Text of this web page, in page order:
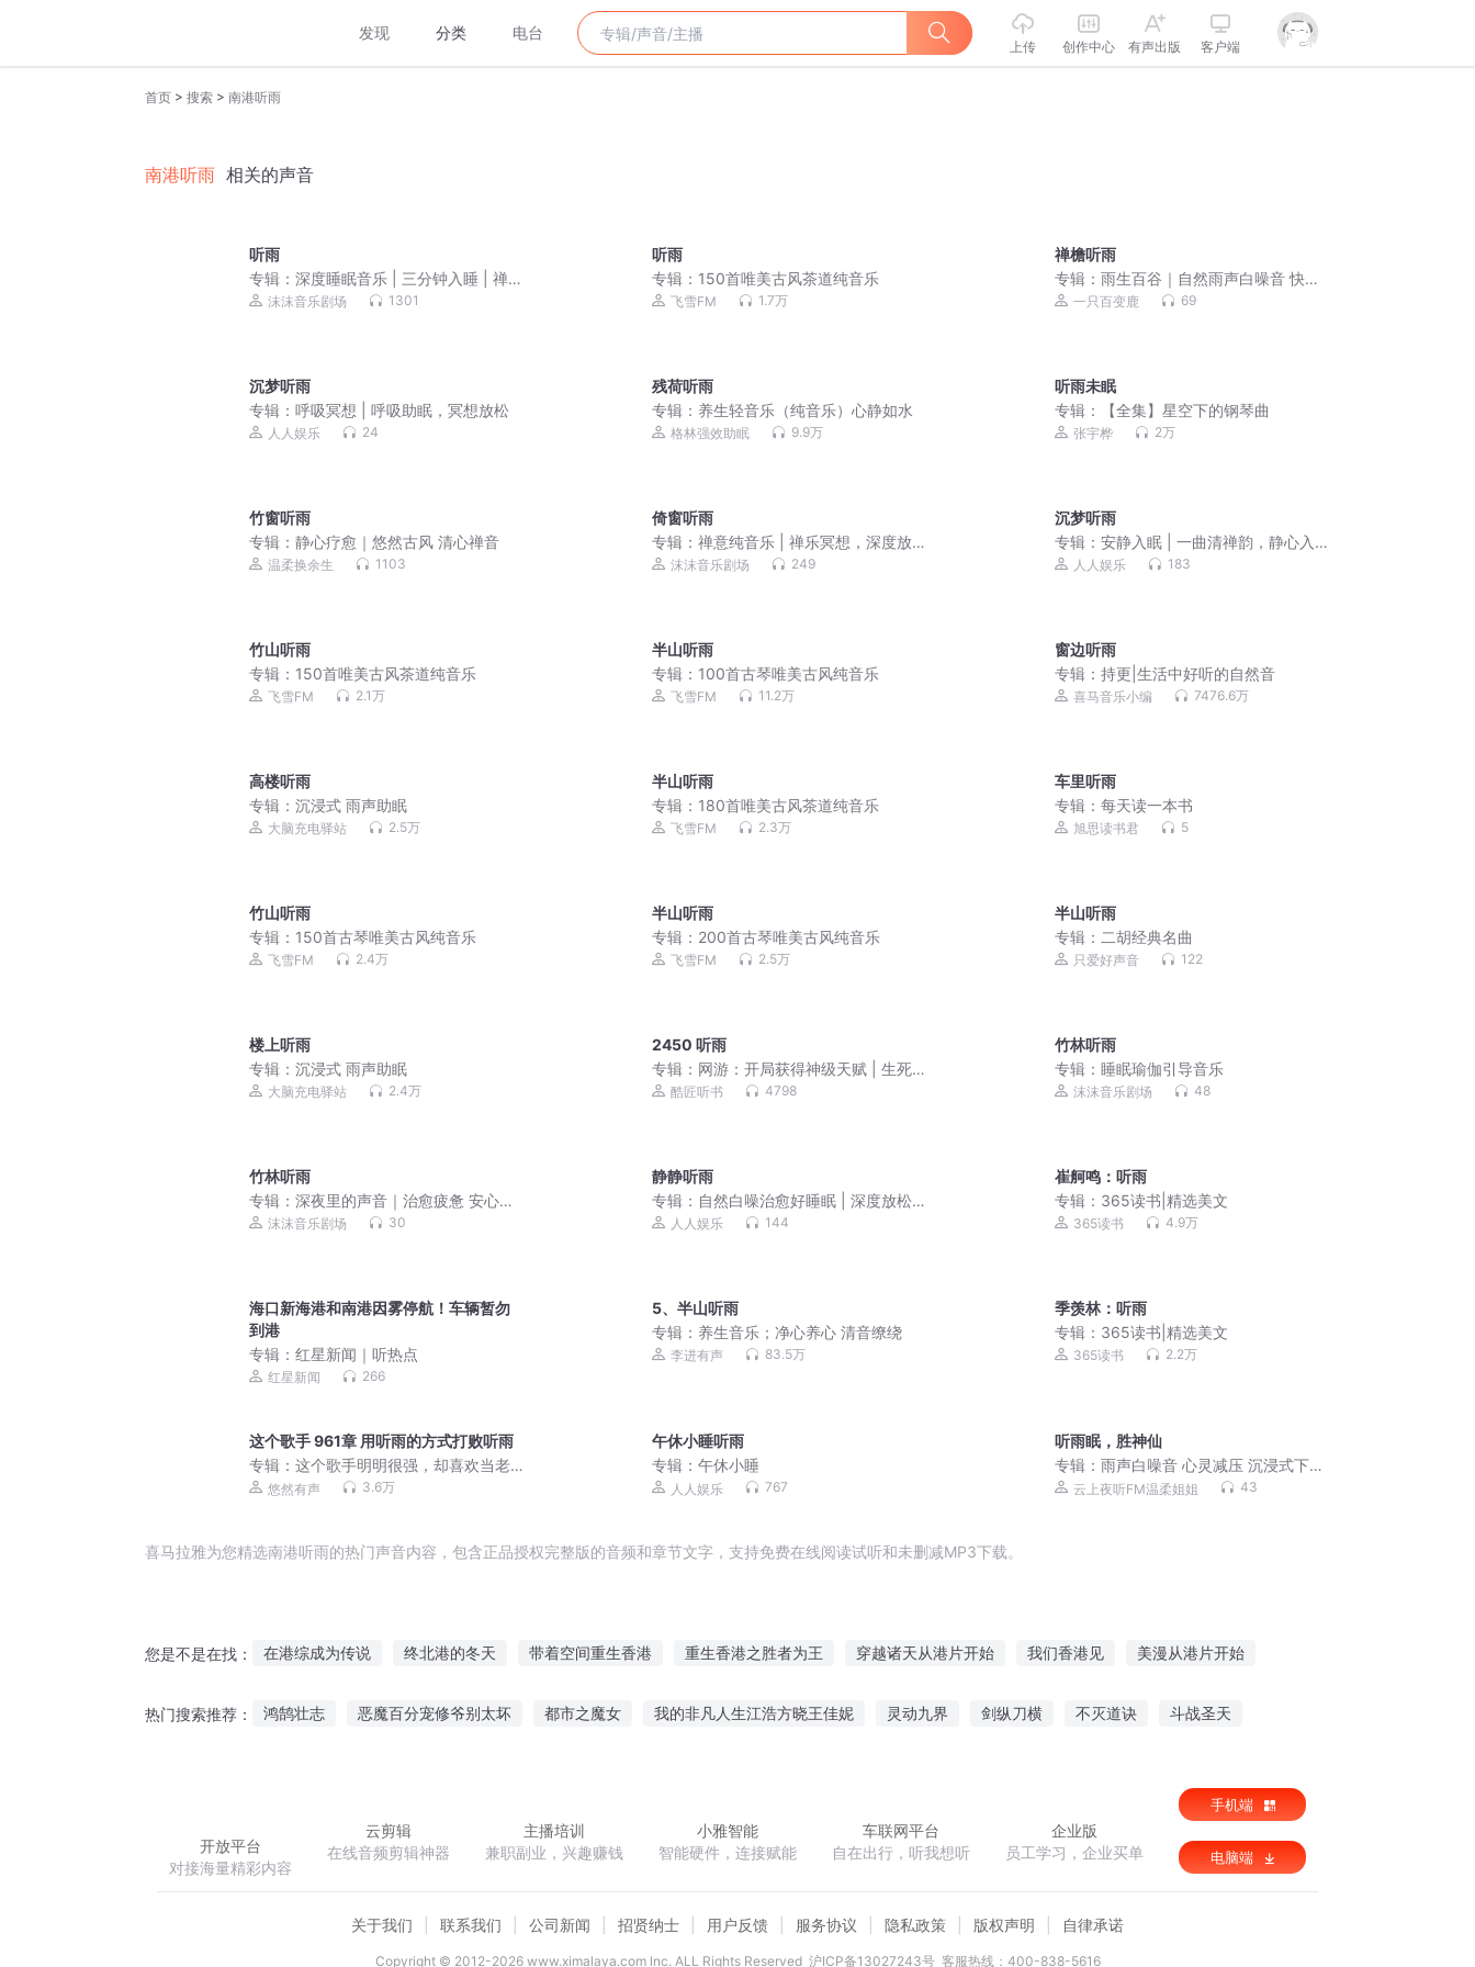
发现 分类 电台
上传 创作中心 有声出版 客户端
首页 > 搜索 > 南港听雨
南港听雨 相关的声音
听雨
专辑： 深度睡眠音乐 | 三分钟入睡 | 禅意
静心曲
沫沫音乐剧场 1301
听雨
专辑： 150首唯美古风茶道纯音乐
飞雪FM 1.7万
禅檐听雨
专辑：雨生百谷｜自然雨声白噪音 快速
入睡 让身心回到春天
一只百变鹿 69
沉梦听雨
专辑： 呼吸冥想 | 呼吸助眠，冥想放松
人人娱乐 24
残荷听雨
专辑： 养生轻音乐（纯音乐）心静如水
格林强效助眠 9.9万
听雨未眠
专辑：
【全集】星空下的钢琴曲
张宇桦 2万
竹窗听雨
专辑： 静心疗愈｜悠然古风 清心禅音
温柔换余生 1103
倚窗听雨
专辑：禅意纯音乐 | 禅乐冥想，深度放
松 沫沫音乐剧场 249
沉梦听雨
专辑：安静入眠 | 一曲清禅韵，静心入
深眠人人娱乐 183
竹山听雨
专辑： 150首唯美古风茶道纯音乐
飞雪FM 2.1万
半山听雨
专辑： 100首古琴唯美古风纯音乐
飞雪FM 11.2万
窗边听雨
专辑：持更|生活中好听的自然音
喜马音乐小编 7476.6万
高楼听雨
专辑： 沉浸式 雨声助眠
大脑充电驿站 2.5万
半山听雨
专辑： 180首唯美古风茶道纯音乐
飞雪FM 2.3万
车里听雨
专辑：每天读一本书
旭思读书君 5
竹山听雨
专辑： 150首古琴唯美古风纯音乐
飞雪FM 2.4万
半山听雨
专辑： 200首古琴唯美古风纯音乐
飞雪FM 2.5万
半山听雨
专辑： 二胡经典名曲
只爱好声音 122
楼上听雨
专辑： 沉浸式 雨声助眠
大脑充电驿站 2.4万
2450 听雨
专辑： 网游：开局获得神级天赋 | 生死
游戏|全民神战
酷匠听书 4798
竹林听雨
专辑：睡眠瑜伽引导音乐
沫沫音乐剧场 48
竹林听雨
专辑： 深夜里的声音｜治愈疲惫 安心入
梦 沫沫音乐剧场 30
静静听雨
专辑： 自然白噪治愈好睡眠 | 深度放松
一夜好眠
人人娱乐 144
崔舸鸣：听雨
专辑： 365读书|精选美文
365读书 4.9万
海口新海港和南港因雾停航！车辆暂勿
到港
专辑： 红星新闻｜听热点
红星新闻 266
5、半山听雨
专辑： 养生音乐；净心养心 清音缭绕
李进有声 83.5万
季羡林：听雨
专辑： 365读书|精选美文
365读书 2.2万
这个歌手 961章 用听雨的方式打败听雨
专辑： 这个歌手明明很强，却喜欢当老
六 | 都市娱乐圈 | 爆笑多人剧
悠然有声 3.6万
午休小睡听雨
专辑：午休小睡
人人娱乐 767
听雨眠，胜神仙
专辑：雨声白噪音 心灵减压 沉浸式下雨
声疗愈ASMR助眠
云上夜听FM温柔姐姐 43
喜马拉雅为您精选南港听雨的热门声音内容，包含正品授权完整版的音频和章节文字，支持免费在线阅读试听和未删减MP3下载。
您是不是在找： 在港综成为传说 终北港的冬天 带着空间重生香港 重生香港之胜者为王 穿越诸天从港片开始 我们香港见 美漫从港片开始
热门搜索推荐： 鸿鹄壮志 恶魔百分宠修爷别太坏 都市之魔女 我的非凡人生江浩方晓王佳妮 灵动九界 剑纵刀横 不灭道诀 斗战圣天
开放平台
对接海量精彩内容
云剪辑
在线音频剪辑神器
主播培训
兼职副业，兴趣赚钱
小雅智能
智能硬件，连接赋能
车联网平台
自在出行，听我想听
企业版
员工学习，企业买单
手机端
电脑端
关于我们 联系我们 公司新闻 招贤纳士 用户反馈 服务协议 隐私政策 版权声明 自律承诺
Copyright © 2012-2026www.ximalaya.com lnc. ALL Rights Reserved 沪ICP备13027243号 客服热线：400-838-5616